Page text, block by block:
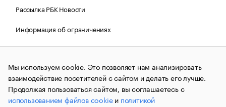
Рассылка РБК Новости
Информация об ограничениях
Правовая информация
О соблюдении авторских прав
© АО «РОСБИЗНЕСКОНСАЛТИНГ»,1995–2026.Сообщения
и материалы информационного агентства «РБК»
(зарегистрировано Федеральной службой по надзору в сфере
связи, информационных технологий и массовых
коммуникаций (Роскомнадзор) 09.12.2015 за номером ИА
Мы используем cookie. Это позволяет нам анализировать
взаимодействие посетителей с сайтом и делать его лучше.
Продолжая пользоваться сайтом, вы соглашаетесь с
использованием файлов cookieи политикой